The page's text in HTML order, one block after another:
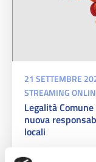
21 SETTEMBRE
STREAMING
Legalità
nuova
locali